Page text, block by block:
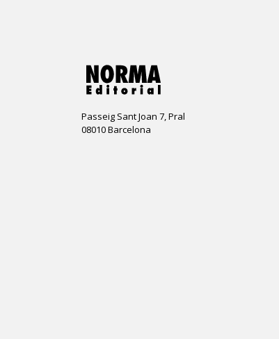
Passeig Sant Joan 7, Pral
08010 Barcelona